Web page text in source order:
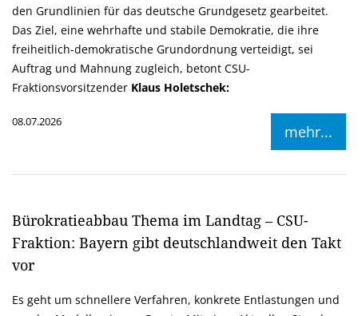
den Grundlinien für das deutsche Grundgesetz gearbeitet.
Das Ziel, eine wehrhafte und stabile Demokratie, die ihre
freiheitlich-demokratische Grundordnung verteidigt, sei
Auftrag und Mahnung zugleich, betont CSU-
Fraktionsvorsitzender Klaus Holetschek:
08.07.2026
mehr...
Bürokratieabbau Thema im Landtag – CSU-
Fraktion: Bayern gibt deutschlandweit den Takt
vor
Es geht um schnellere Verfahren, konkrete Entlastungen und